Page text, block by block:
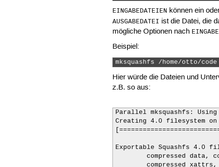
EINGABEDATEIEN können ein
AUSGABEDATEI ist die Datei, die
mögliche Optionen nach
Beispiel:
mksquashfs /home/otto/
Hier würde die Dateien und
z.B. so aus:
Parallel mksquashfs: Using
Creating 4.0 filesystem
Exportable Squashfs 4.0
	compressed data, compressed metadata, compressed fragments,
	compressed xattrs, compressed ids